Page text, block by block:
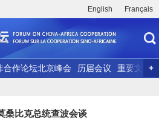
English Français
合作论坛北京峰会 历届会议
重要文献
桑比克总统查波会谈